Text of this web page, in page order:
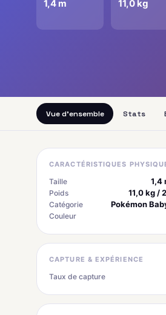
1,4 m 11,0 kg
Vue d'ensemble Stats
CARACTÉRISTIQUES
Taille 1,4
Poids 11,0 kg /
Catégorie Pokémon
Couleur
CAPTURE & EXPÉRIENCE
Taux de capture